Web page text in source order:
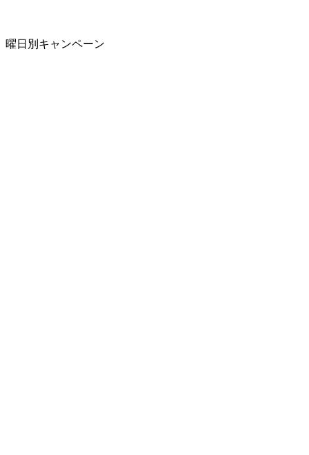
曜日別キャンペーン